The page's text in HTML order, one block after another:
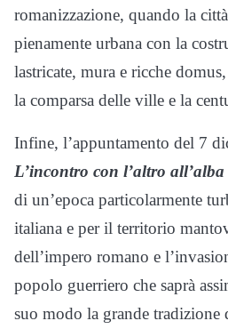
romanizzazione, quando la
pienamente urbana con la
lastricate, mura e ricche
la comparsa delle ville e la
Infine, l’appuntamento del 7
L’incontro con l’altro
di un’epoca particolarmente
italiana e per il territorio
dell’impero romano e
popolo guerriero che saprà
suo modo la grande tradizione